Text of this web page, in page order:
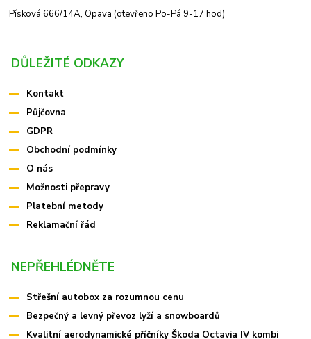
Písková 666/14A, Opava (otevřeno Po-Pá 9-17 hod)
DŮLEŽITÉ ODKAZY
Kontakt
Půjčovna
GDPR
Obchodní podmínky
O nás
Možnosti přepravy
Platební metody
Reklamační řád
NEPŘEHLÉDNĚTE
Střešní autobox za rozumnou cenu
Bezpečný a levný převoz lyží a snowboardů
Kvalitní aerodynamické příčníky Škoda Octavia IV kombi